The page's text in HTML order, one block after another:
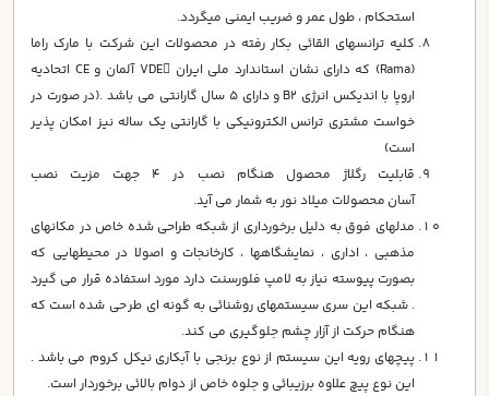
استحكام ، طول عمر و ضريب ايمني ميگردد.
كليه ترانسهاي القائي بكار رفته در محصولات اين شركت با مارك راما
(Rama) كه داراي نشان استاندارد ملي ايران VDE آلمان و CE اتحاديه
اروپا با انديكس انرژي B2 و داراي 5 سال گارانتي مي باشد .(در صورت در
خواست مشتري ترانس الكترونيكي با گارانتي يك ساله نيز امكان پذير
است)
قابليت رگلاژ محصول هنگام نصب در 4 جهت مزيت نصب
آسان محصولات ميلاد نور به شمار مي آيد.
مدلهاي فوق به دليل برخورداري از شبكه طراحي شده خاص در مكانهاي
مذهبي ، اداري ، نمايشگاهها ، كارخانجات و اصولا در محيطهايي كه
بصورت پيوسته نياز به لامپ فلورسنت دارد مورد استفاده قرار مي گيرد
. شبكه اين سري سيستمهاي روشنائي به گونه اي طراحي شده است كه
هنگام حركت از آزار چشم جلوگيري مي كند.
پيچهاي رويه اين سيستم از نوع برنجي با آبكاري نيكل كروم مي باشد .
اين نوع پيچ علاوه برزيبائي و جلوه خاص از دوام بالائي برخوردار است.